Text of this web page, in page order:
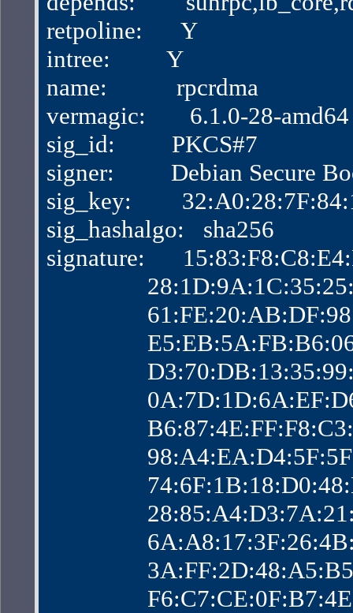
retpoline:      Y
intree:         Y
name:           rpcrdma
vermagic:       6.1.0-28-
sig_id:         PKCS#7
signer:         Debian Secure
sig_key:
sig_hashalgo:   sha256
signature: